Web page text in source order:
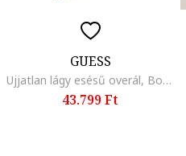
GUESS
Ujjatlan lágy esésű overál, Bordó
43.799 Ft